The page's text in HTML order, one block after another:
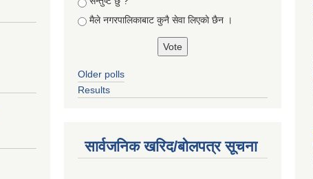
मैले नगरपालिकाबाट कुनै सेवा लिएकाे छैन ।
Older polls
Results
सार्वजनिक खरिद/बोलपत्र सूचना